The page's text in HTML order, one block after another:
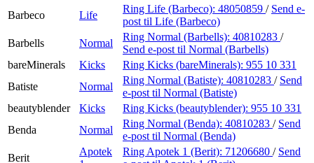
Barbeco
Life
Ring Life (Barbeco): 48050859 / Send e-
post til Life (Barbeco)
Barbells
Normal
Ring Normal (Barbells): 40810283 /
Send e-post til Normal (Barbells)
bareMinerals
Kicks Ring Kicks (bareMinerals): 955 10 331
Batiste
Normal
Ring Normal (Batiste): 40810283 / Send
e-post til Normal (Batiste)
beautyblender
Kicks Ring Kicks (beautyblender): 955 10 331
Benda
Normal
Ring Normal (Benda): 40810283 / Send
e-post til Normal (Benda)
Berit
Apotek
Ring Apotek 1 (Berit): 71206680 / Send